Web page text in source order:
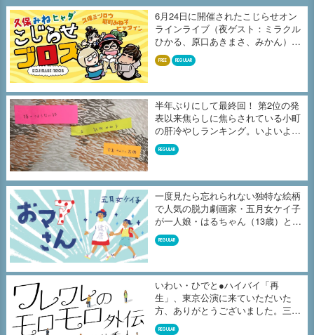
6月24日に開催されたこじらせオン
ラインライブ（夜ゲスト：ミラクル
ひかる、原口あきまさ、みかん）の
収...
FREE REGULAR
半年ぶりにして最終回！ 第2位の発
表以来焦らしに焦らされている小町
の肝冷やしランキング。いよいよ、
よ...
REGULAR
一度見たら忘れられない独特な絵柄
で人気の脱力劇画家・五月女ケイ子
が一人娘・はるちゃん（13歳）との
毎...
REGULAR
いわい・ひでと●ハイバイ「再
生」、東京公演に来ていただいた
方、ありがとうございました。三重
公演を7月...
REGULAR